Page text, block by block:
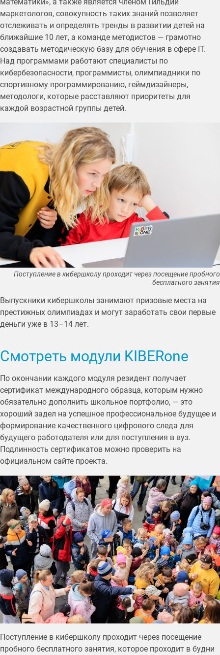
маркетологов, совокупность таких знаний позволяет
отслеживать и определять тренды в развитии детей на
ближайшие 10 лет, а команде методистов — грамотно
создавать методическую базу для обучения в сфере IT.
Над программами работают специалисты по
кибербезопасности, программисты, олимпиадники по
спортивному программированию, геймдизайнеры,
методологи, которые расставляют приоритеты для
каждой возрастной группы детей.
Поступление в кибершколу проходит через посещение пробного
бесплатного занятия
Выпускники кибершколы занимают призовые места на
престижных олимпиадах и могут заработать свои первые
деньги уже в 13–14 лет.
Смотреть модули KIBERone
По окончании каждого модуля резидент получает
сертификат международного образца, которым нужно
обязательно дополнить школьное портфолио, — это
хороший задел на успешное профессиональное будущее и
формирование качественного цифрового следа для
будущего работодателя или для поступления в вуз.
Подлинность сертификатов можно проверить на
официальном сайте проекта.
Поступление в кибершколу проходит через посещение
пробного бесплатного занятия, которое проходит в будни